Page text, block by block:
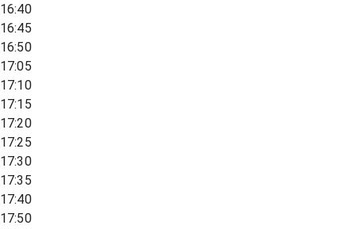
16:40
16:45
16:50
17:05
17:10
17:15
17:20
17:25
17:30
17:35
17:40
17:50